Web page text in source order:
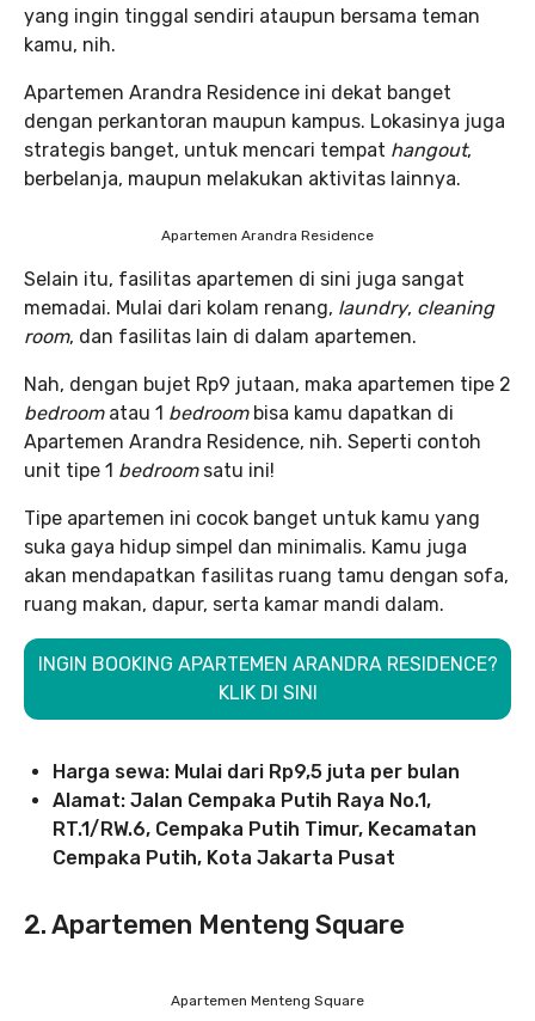
yang ingin tinggal sendiri ataupun bersama teman
kamu, nih.
Apartemen Arandra Residence ini dekat banget
dengan perkantoran maupun kampus. Lokasinya juga
strategis banget, untuk mencari tempat hangout,
berbelanja, maupun melakukan aktivitas lainnya.
Apartemen Arandra Residence
Selain itu, fasilitas apartemen di sini juga sangat
memadai. Mulai dari kolam renang, laundry, cleaning
room, dan fasilitas lain di dalam apartemen.
Nah, dengan bujet Rp9 jutaan, maka apartemen tipe 2
bedroomatau 1 bedroombisa kamu dapatkan di
Apartemen Arandra Residence, nih. Seperti contoh
unit tipe 1 bedroom satu ini!
Tipe apartemen ini cocok banget untuk kamu yang
suka gaya hidup simpel dan minimalis. Kamu juga
akan mendapatkan fasilitas ruang tamu dengan sofa,
ruang makan, dapur, serta kamar mandi dalam.
INGIN BOOKING APARTEMEN ARANDRA RESIDENCE?
KLIK DI SINI
Harga sewa: Mulai dari Rp9,5 juta per bulan
Alamat: Jalan Cempaka Putih Raya No.1,
RT.1/RW.6, Cempaka Putih Timur, Kecamatan
Cempaka Putih, Kota Jakarta Pusat
2. Apartemen Menteng Square
Apartemen Menteng Square